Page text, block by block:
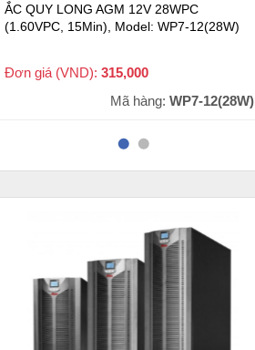
ẮC QUY LONG AGM 12V 28WPC
(1.60VPC, 15Min), Model: WP7-12(28W)
Đơn giá (VND):315,000
Mã hàng: WP7-12(28W)